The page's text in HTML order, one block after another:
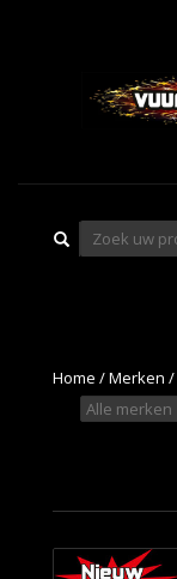
Home /Merken /